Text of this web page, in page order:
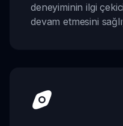
deneyiminin ilgi
devam etmesini